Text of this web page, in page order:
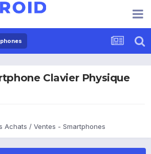
Clavier Physique
Achats / Ventes - Smartphones